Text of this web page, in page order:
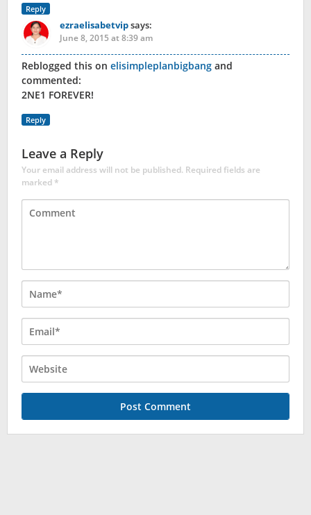
Reply
ezraelisabetvipsays:
June 8, 2015 at 8:39 am
Reblogged this on elisimpleplanbigbang and
commented:
2NE1 FOREVER!
Reply
Leave a Reply
Your email address will not be published. Required fields are
marked*